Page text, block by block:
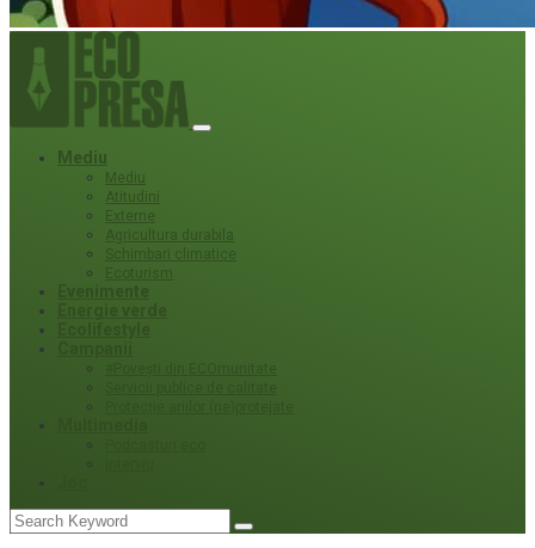
Mediu
Mediu
Atitudini
Externe
Agricultura durabila
Schimbari climatice
Ecoturism